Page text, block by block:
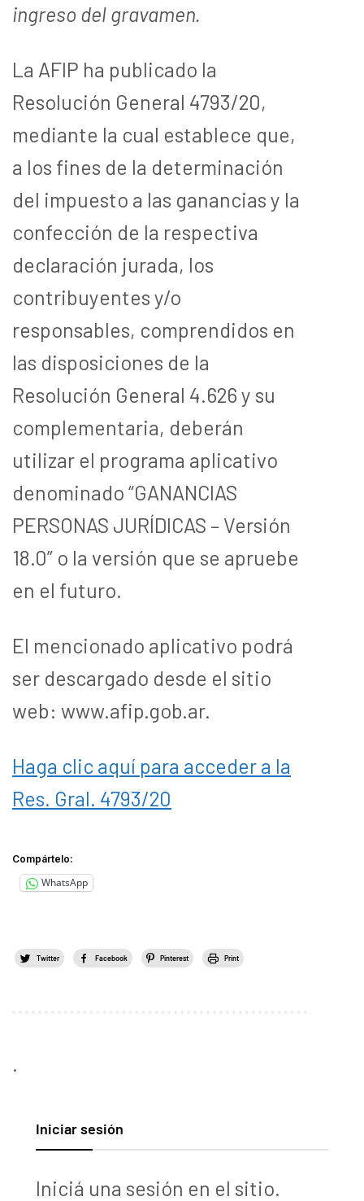
ingreso del gravamen.
La AFIP ha publicado la
Resolución General 4793/20,
mediante la cual establece que,
a los fines de la determinación
del impuesto a las ganancias y la
confección de la respectiva
declaración jurada, los
contribuyentes y/o
responsables, comprendidos en
las disposiciones de la
Resolución General 4.626 y su
complementaria, deberán
utilizar el programa aplicativo
denominado “GANANCIAS
PERSONAS JURÍDICAS – Versión
18.0” o la versión que se apruebe
en el futuro.
El mencionado aplicativo podrá
ser descargado desde el sitio
web: www.afip.gob.ar.
Haga clic aquí para acceder a la
Res. Gral. 4793/20
Compártelo:
WhatsApp
Twitter Facebook Pinterest Print
.
Iniciar sesión
Iniciá una sesión en el sitio.